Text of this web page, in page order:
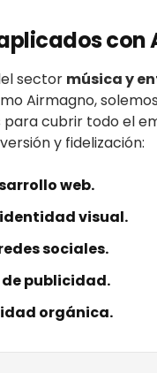
con
sector música y
Airmagno,
para cubrir todo el
y fidelización:
web.
visual.
sociales.
publicidad.
orgánica.